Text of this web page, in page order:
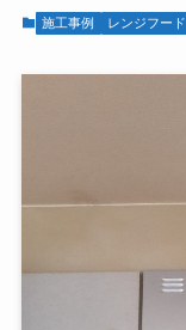
施工事例 レンジフード